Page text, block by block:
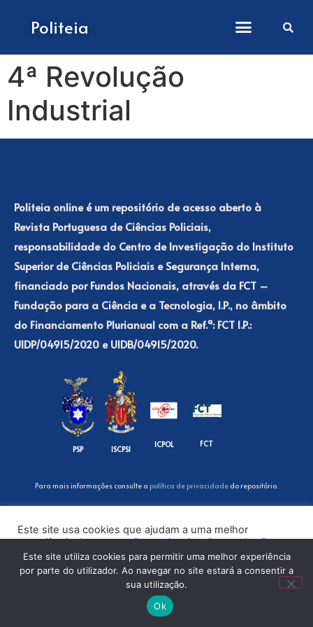
Politeia
4ª Revolução
Industrial
Politeia online é um repositório de acesso aberto à
Revista Portuguesa de Ciências Policiais,
responsabilidade do Centro de Investigação do Instituto
Superior de Ciências Policiais e Segurança Interna,
financiado por Fundos Nacionais, através da FCT –
Fundação para a Ciência e a Tecnologia, I.P., no âmbito
do Financiamento Plurianual com a Ref.ª: FCT I.P.:
UIDP/04915/2020 e UIDB/04915/2020.
PSP ISCPSI
ICPOL FCT
Para mais informações consulte a política de privacidadedo repositório.
Este site usa cookies que ajudam a uma melhor
experiência de navegação no site. Ao clicar no botão
“Aceitar” ou continuar a visualizar o nosso site, você
concorda com o uso de cookies no nosso site.
Este site utiliza cookies para permitir uma melhor experiência
por parte do utilizador. Ao navegar no site estará a consentir a
sua utilização.
Ok